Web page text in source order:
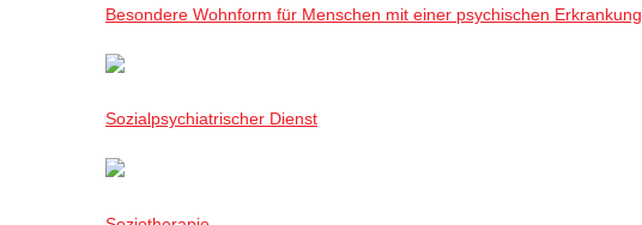
Besondere Wohnform für Menschen mit einer psychischen Erkrankung
Sozialpsychiatrischer Dienst